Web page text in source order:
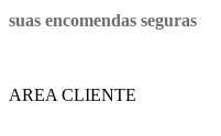
suas encomendas seguras
AREA CLIENTE